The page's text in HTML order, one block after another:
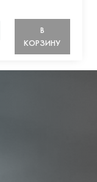
В
КОРЗИНУ